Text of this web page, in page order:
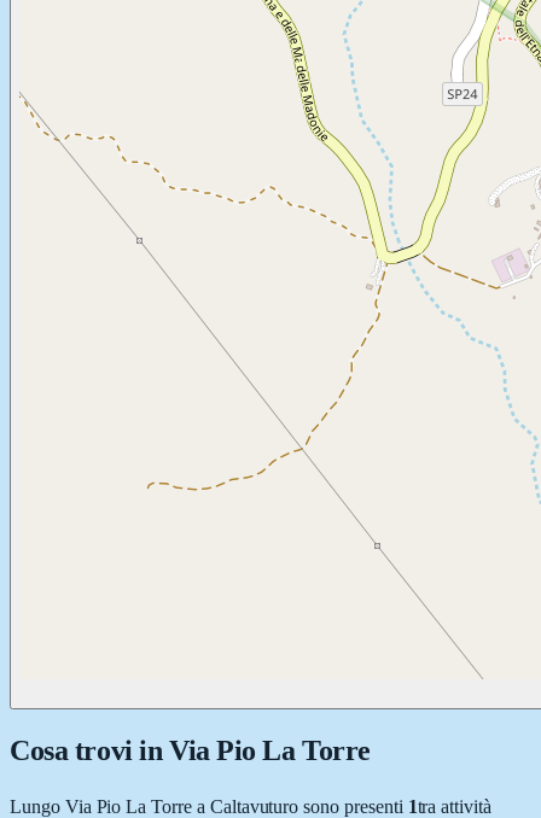
Cosa trovi in Via Pio La Torre
Lungo Via Pio La Torrea Caltavuturo sono presenti 1tra attività